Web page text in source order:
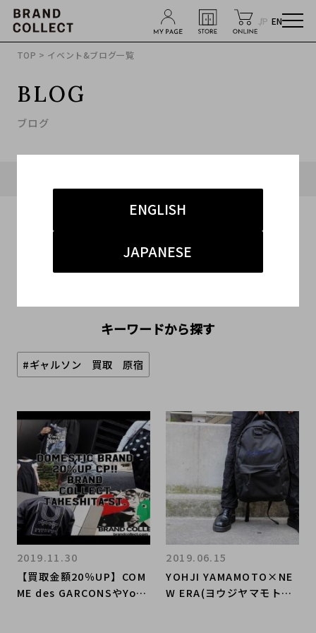
JP EN
ENGLISH
JAPANESE
TOP > イベント&ブログ一覧
BLOG
ブログ
キーワードから探す
#ギャルソン 買取 原宿
【買取金額20％UP】COM
ME des GARCONSやYohj
2019.11.30
YOHJI YAMAMOTO×NE
W ERA(ヨウジヤマモト×
2019.06.15